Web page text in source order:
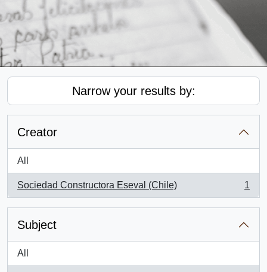
Narrow your results by:
Creator
All
Sociedad Constructora Eseval (Chile)
, 1 results
1
Subject
All